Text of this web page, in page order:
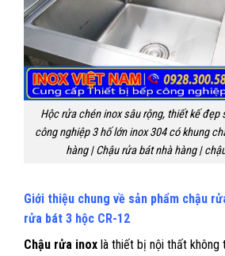
Hộc rửa chén inox sâu rộng, thiết kế đẹp
công nghiệp 3 hố lớn inox 304 có khung
hàng | Chậu rửa bát nhà hàng |
Giới thiệu chung về sản phẩm chậu
rửa bát 3 hộc CR-12
Chậu rửa inox là thiết bị nội thất